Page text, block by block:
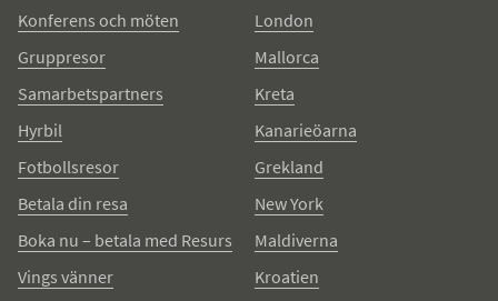
Konferens och möten
Gruppresor
Samarbetspartners
Hyrbil
Fotbollsresor
Betala din resa
Boka nu – betala med Resurs
Vings vänner
London
Mallorca
Kreta
Kanarieöarna
Grekland
New York
Maldiverna
Kroatien